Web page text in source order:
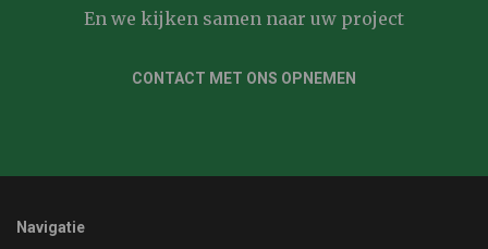
En we kijken samen naar uw project
CONTACT MET ONS OPNEMEN
Navigatie